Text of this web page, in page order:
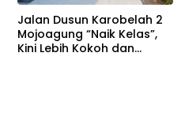
Jalan Dusun Karobelah 2
Mojoagung “Naik Kelas”,
Kini Lebih Kokoh dan